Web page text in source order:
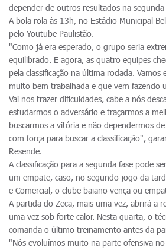
depender de outros resultados na
A bola rola às 13h, no Estádio Municipal
pelo Youtube Paulistão.
"Como já era esperado, o grupo seria
equilibrado. E agora, as quatro equipes
pela classificação na última rodada.
muito bem trabalhada e que vem fazendo
Vai nos trazer dificuldades, cabe a nós
estudarmos o adversário e traçarmos a
buscarmos a vitória e não dependermos
com força para buscar a classificação",
Resende.
A classificação para a segunda fase pode
um empate, caso, no segundo jogo da
e Comercial, o clube baiano vença ou
A partida do Zeca, mais uma vez, abrirá a
uma vez sob forte calor. Nesta quarta, o
comanda o último treinamento antes da
"Nós evoluímos muito na parte ofensiva